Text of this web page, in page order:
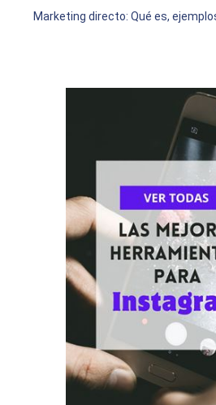
Marketing directo: Qué es,